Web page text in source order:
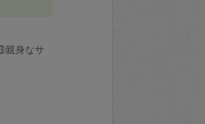
親身なサ